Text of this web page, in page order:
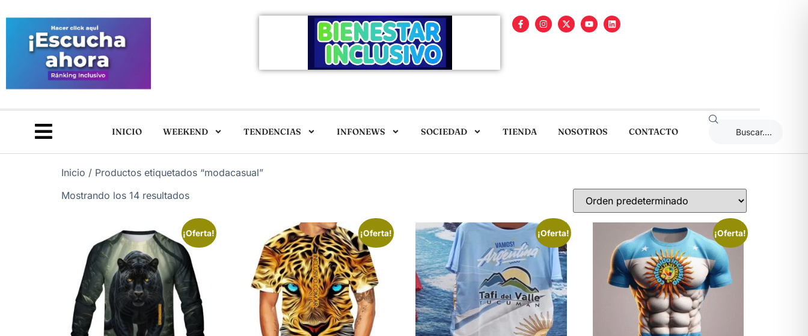
INICIO WEEKEND TENDENCIAS INFONEWS SOCIEDAD TIENDA NOSOTROS CONTACTO
Inicio / Productos etiquetados “modacasual”
Mostrando los 14 resultados
¡Oferta! ¡Oferta! ¡Oferta! ¡Oferta!